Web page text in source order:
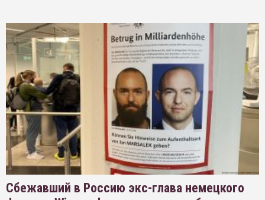
Сбежавший в Россию экс-глава немецкого